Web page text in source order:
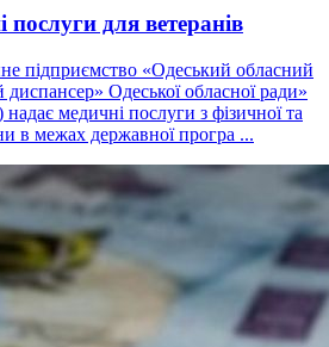
послуги для ветеранів
підприємство «Одеський обласний
диспансер» Одеської обласної ради»
медичні послуги з фізичної та
в межах державної програ ...